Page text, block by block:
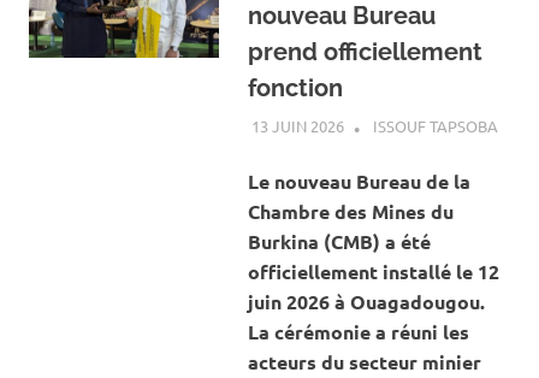
nouveau Bureau
prend officiellement
fonction
13 JUIN 2026 ISSOUF TAPSOBA
Le nouveau Bureau de la
Chambre des Mines du
Burkina (CMB) a été
officiellement installé le 12
juin 2026 à Ouagadougou.
La cérémonie a réuni les
acteurs du secteur minier